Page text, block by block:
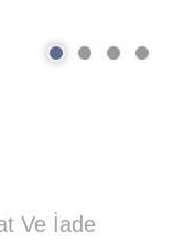
Ve İade